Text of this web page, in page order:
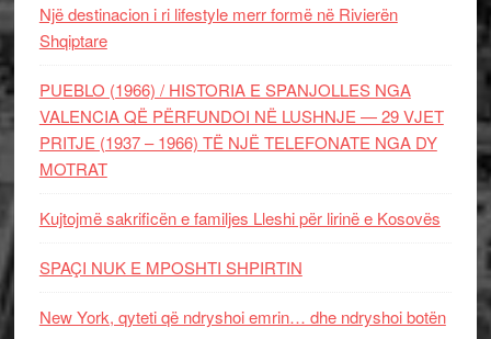
Një destinacion i ri lifestyle merr formë në Rivierën
Shqiptare
PUEBLO (1966) / HISTORIA E SPANJOLLES NGA
VALENCIA QË PËRFUNDOI NË LUSHNJE — 29 VJET
PRITJE (1937 – 1966) TË NJË TELEFONATE NGA DY
MOTRAT
Kujtojmë sakrificën e familjes Lleshi për lirinë e Kosovës
SPAÇI NUK E MPOSHTI SHPIRTIN
New York, qyteti që ndryshoi emrin… dhe ndryshoi botën